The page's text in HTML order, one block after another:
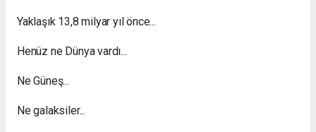
Yaklaşık 13,8 milyar yıl önce...
Henüz ne Dünya vardı...
Ne Güneş...
Ne galaksiler...